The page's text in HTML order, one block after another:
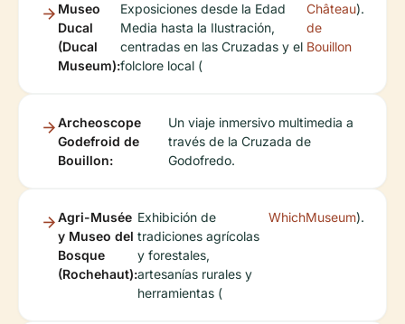
Museo
Ducal
(Ducal
Museum):
Exposiciones desde la Edad
Media hasta la Ilustración,
centradas en las Cruzadas y el
folclore local (
Château
de
Bouillon
).
Archeoscope
Godefroid de
Bouillon:
Un viaje inmersivo multimedia a
través de la Cruzada de
Godofredo.
Agri-Musée
y Museo del
Bosque
(Rochehaut):
Exhibición de
tradiciones agrícolas
y forestales,
artesanías rurales y
herramientas (
WhichMuseum).